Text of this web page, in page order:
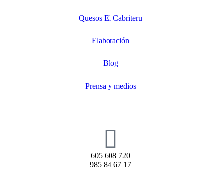
Quesos El Cabriteru
Elaboración
Blog
Prensa y medios
605 608 720
985 84 67 17